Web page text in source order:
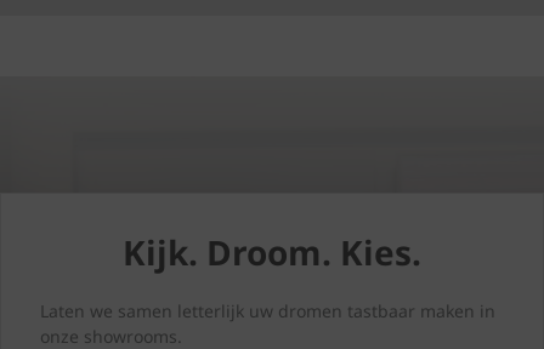
Kijk. Droom. Kies.
Laten we samen letterlijk uw dromen tastbaar maken in
onze showrooms.